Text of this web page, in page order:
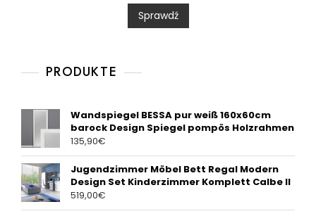
0
o
t
Sprawdź
PRODUKTE
Wandspiegel BESSA pur weiß 160x60cm
barock Design Spiegel pompös Holzrahmen
135,90€
Jugendzimmer Möbel Bett Regal Modern
Design Set Kinderzimmer Komplett Calbe II
519,00€